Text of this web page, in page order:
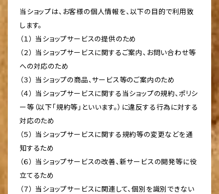
当ショップは、お客様の個人情報を、以下の目的で利用致
します。
（１） 当ショップサービスの提供のため
（２） 当ショップサービスに関するご案内、お問い合わせ等
への対応のため
（３） 当ショップの商品、サービス等のご案内のため
（４） 当ショップサービスに関する当ショップの規約、ポリシ
ー等（以下「規約等」といいます。）に違反する行為に対する
対応のため
（５） 当ショップサービスに関する規約等の変更などを通
知するため
（６） 当ショップサービスの改善、新サービスの開発等に役
立てるため
（７） 当ショップサービスに関連して、個別を識別できない